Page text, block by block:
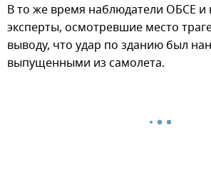
В то же время наблюдатели ОБСЕ и
эксперты, осмотревшие место
выводу, что удар по зданию был
выпущенными из самолета.